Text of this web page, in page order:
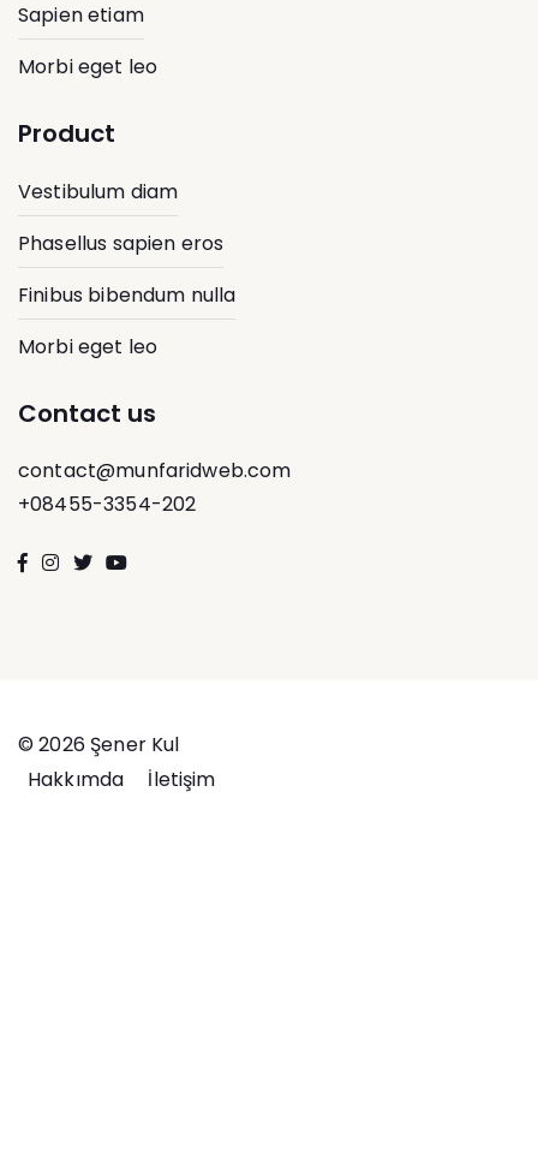
Sapien etiam
Morbi eget leo
Product
Vestibulum diam
Phasellus sapien eros
Finibus bibendum nulla
Morbi eget leo
Contact us
contact@munfaridweb.com
+08455-3354-202
© 2026 Şener Kul
Hakkımda
İletişim